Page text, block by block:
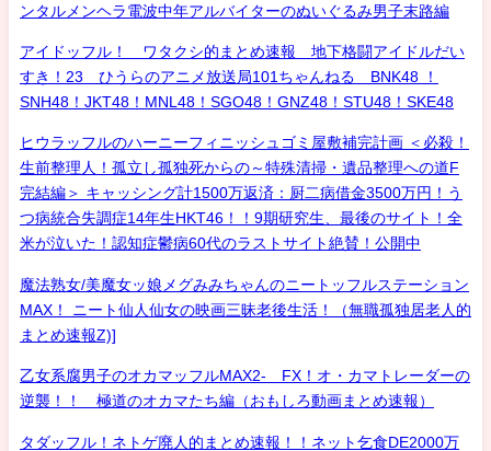
ンタルメンヘラ電波中年アルバイターのぬいぐるみ男子末路編
アイドッフル！ ワタクシ的まとめ速報 地下格闘アイドルだい
すき！23 ひうらのアニメ放送局101ちゃんねる BNK48 ！
SNH48！JKT48！MNL48！SGO48！GNZ48！STU48！SKE48
ヒウラッフルのハーニーフィニッシュゴミ屋敷補完計画 ＜必殺！
生前整理人！孤立し孤独死からの～特殊清掃・遺品整理への道F
完結編＞ キャッシング計1500万返済：厨二病借金3500万円！う
つ病統合失調症14年生HKT46！！9期研究生、最後のサイト！全
米が泣いた！認知症鬱病60代のラストサイト絶賛！公開中
魔法熟女/美魔女ッ娘メグみみちゃんのニートッフルステーション
MAX！ ニート仙人仙女の映画三昧老後生活！（無職孤独居老人的
まとめ速報Z)]
乙女系腐男子のオカマッフルMAX2- FX！オ・カマトレーダーの
逆襲！！ 極道のオカマたち編（おもしろ動画まとめ速報）
タダッフル！ネトゲ廃人的まとめ速報！！ネット乞食DE2000万